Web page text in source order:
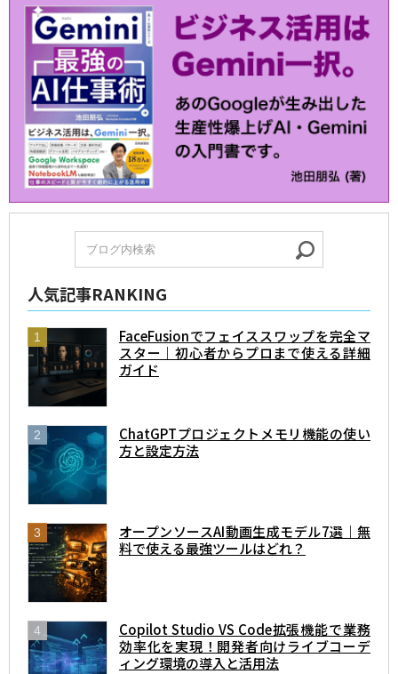
人気記事RANKING
FaceFusionでフェイススワップを完全マ
スター｜初心者からプロまで使える詳細
ガイド
ChatGPTプロジェクトメモリ機能の使い
方と設定方法
オープンソースAI動画生成モデル7選｜無
料で使える最強ツールはどれ？
Copilot Studio VS Code拡張機能で業務
効率化を実現！開発者向けライブコーデ
ィング環境の導入と活用法